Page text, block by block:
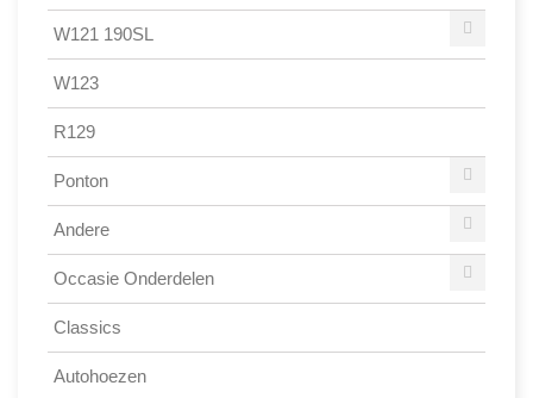
W121 190SL
W123
R129
Ponton
Andere
Occasie Onderdelen
Classics
Autohoezen